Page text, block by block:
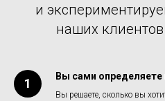
и
наших
Вы сами определяете
Вы решаете, сколько вы